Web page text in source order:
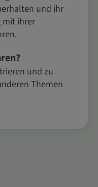
und ihr
mit ihrer
und zu
Themen